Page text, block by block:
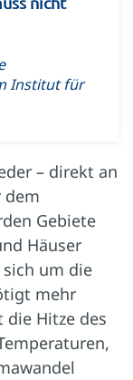
Institut für
– direkt an
dem
Gebiete
Häuser
um die
mehr
die Hitze des